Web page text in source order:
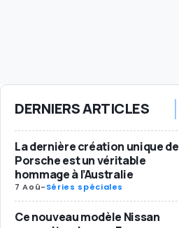
DERNIERS ARTICLES
La dernière création unique de
Porsche est un véritable
hommage à l’Australie
7 Aoû-Séries spéciales
Ce nouveau modèle Nissan